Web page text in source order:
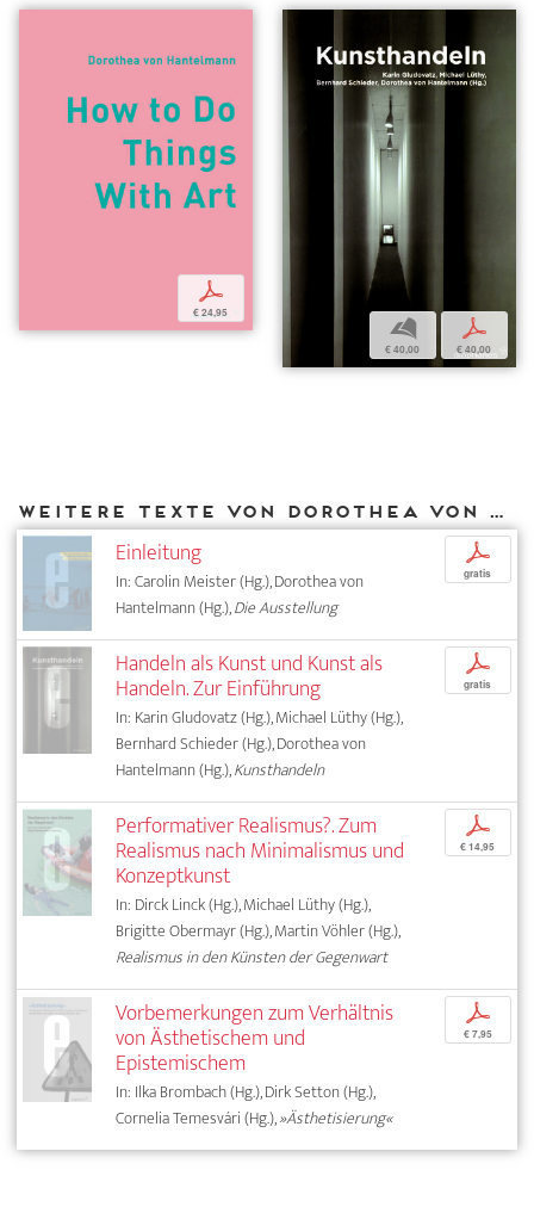
p
€ 24,95
b
€ 40,00
p
€ 40,00
Weitere Texte von Dorothea von Hantelmann bei DIAPHANES
Einleitung
In: Carolin Meister (Hg.), Dorothea von
Hantelmann (Hg.),Die Ausstellung
p
gratis
Handeln als Kunst und Kunst als
Handeln. Zur Einführung
In: Karin Gludovatz (Hg.), Michael Lüthy (Hg.),
Bernhard Schieder (Hg.), Dorothea von
Hantelmann (Hg.),Kunsthandeln
p
gratis
Performativer Realismus?. Zum
Realismus nach Minimalismus und
Konzeptkunst
In: Dirck Linck (Hg.), Michael Lüthy (Hg.),
Brigitte Obermayr (Hg.), Martin Vöhler (Hg.),
Realismus in den Künsten der Gegenwart
p
€ 14,95
Vorbemerkungen zum Verhältnis
von Ästhetischem und
Epistemischem
In: Ilka Brombach (Hg.), Dirk Setton (Hg.),
Cornelia Temesvári (Hg.),»Ästhetisierung«
p
€ 7,95